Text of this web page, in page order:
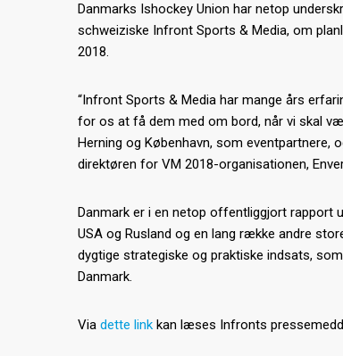
Danmarks Ishockey Union har netop
schweiziske Infront Sports & Media, om
2018.
“Infront Sports & Media har mange års
for os at få dem med om bord, når vi skal
Herning og København, som eventpartnere,
direktøren for VM 2018-organisationen,
Danmark er i en netop offentliggjort rapport
USA og Rusland og en lang række andre
dygtige strategiske og praktiske indsats,
Danmark.
Via dette link kan læses Infronts